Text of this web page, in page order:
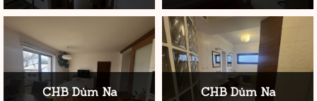
CHB Dům Na
CHB Dům Na